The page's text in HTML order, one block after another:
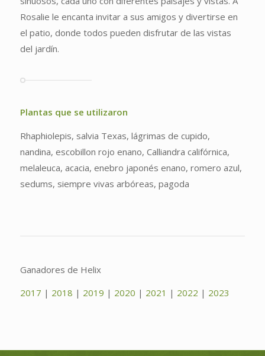
Rosalie le encanta invitar a sus amigos y divertirse en
el patio, donde todos pueden disfrutar de las vistas
del jardín.
Plantas que se utilizaron
Rhaphiolepis, salvia Texas, lágrimas de cupido,
nandina, escobillon rojo enano, Calliandra califórnica,
melaleuca, acacia, enebro japonés enano, romero azul,
sedums, siempre vivas arbóreas, pagoda
Ganadores de Helix
2017 | 2018 | 2019 | 2020 | 2021 | 2022 | 2023